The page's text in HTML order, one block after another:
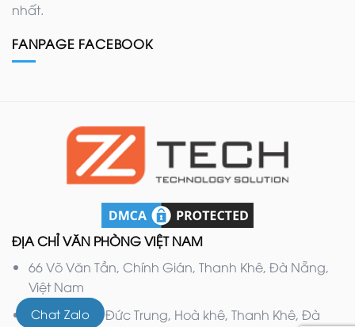
nhất.
FANPAGE FACEBOOK
ĐỊA CHỈ VĂN PHÒNG VIỆT NAM
66 Võ Văn Tần, Chính Gián, Thanh Khê, Đà Nẵng,
Việt Nam
132 Nguyễn Đức Trung, Hoà khê, Thanh Khê, Đà
Chat Zalo